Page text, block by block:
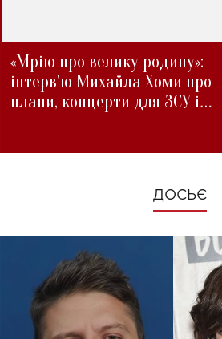
«Мрію про велику родину»:
інтерв'ю Михайла Хоми про
плани, концерти для ЗСУ і
ДОСЬЄ